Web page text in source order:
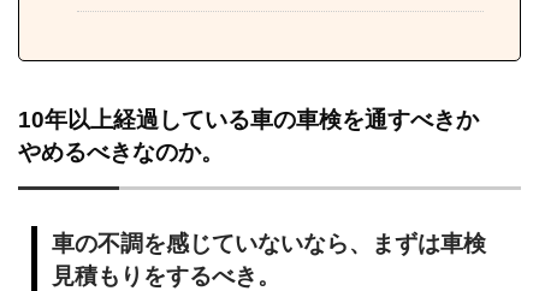
10年以上経過している車の車検を通すべきか
やめるべきなのか。
車の不調を感じていないなら、まずは車検
見積もりをするべき。